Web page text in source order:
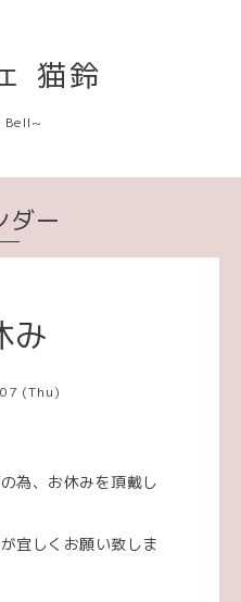
猫鈴
Bell~
ダー
み
(Thu)
為、お休みを頂戴し
宜しくお願い致しま